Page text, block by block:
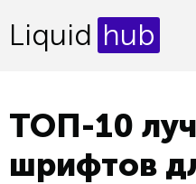
Liquid hub
ТОП-10
шрифтов